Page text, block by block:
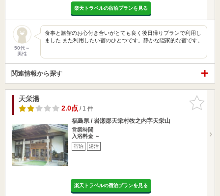
楽天トラベルの宿泊プランを見る
50代～
男性
食事と旅館のお心付き合いがとても良く後日帰りプランで利用し
ました また利用したい宿のひとつです。静かな隠家的な宿です。
関連情報から探す
お気に入
りに追加
天栄湯
2.0点/ 1 件
福島県 / 岩瀬郡天栄村牧之内字天栄山
営業時間
入浴料金 ～
宿泊 湯治
楽天トラベルの宿泊プランを見る